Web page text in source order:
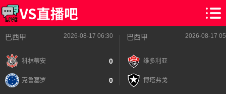
巴西甲 2026-08-17 06:30
科林蒂安 0
克鲁塞罗 0
巴西甲 2026-08-17
维多利亚
博塔弗戈